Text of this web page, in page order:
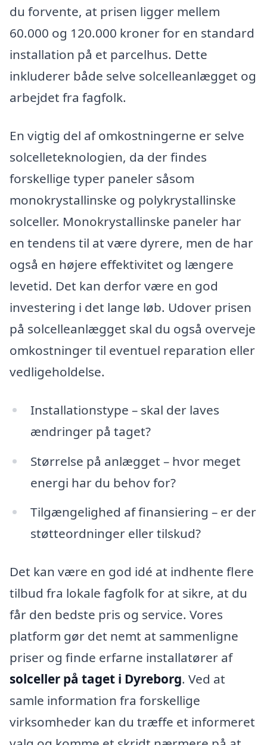
du forvente, at prisen ligger mellem
60.000 og 120.000 kroner for en standard
installation på et parcelhus. Dette
inkluderer både selve solcelleanlægget og
arbejdet fra fagfolk.
En vigtig del af omkostningerne er selve
solcelleteknologien, da der findes
forskellige typer paneler såsom
monokrystallinske og polykrystallinske
solceller. Monokrystallinske paneler har
en tendens til at være dyrere, men de har
også en højere effektivitet og længere
levetid. Det kan derfor være en god
investering i det lange løb. Udover prisen
på solcelleanlægget skal du også overveje
omkostninger til eventuel reparation eller
vedligeholdelse.
Installationstype – skal der laves
ændringer på taget?
Størrelse på anlægget – hvor meget
energi har du behov for?
Tilgængelighed af finansiering – er der
støtteordninger eller tilskud?
Det kan være en god idé at indhente flere
tilbud fra lokale fagfolk for at sikre, at du
får den bedste pris og service. Vores
platform gør det nemt at sammenligne
priser og finde erfarne installatører af
solceller på taget i Dyreborg. Ved at
samle information fra forskellige
virksomheder kan du træffe et informeret